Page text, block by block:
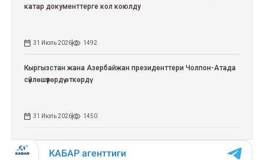
катар документтерге кол коюлду
31 Июль 2026 1492
Кыргызстан жана Азербайжан президенттери Чолпон-Атада
сүйлөшүүлөрдү өткөрдү
31 Июль 2026 1450